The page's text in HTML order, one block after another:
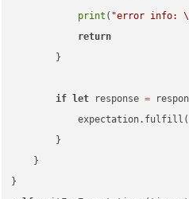
print ( "error info:
return
        }
if let response =
        }
    }